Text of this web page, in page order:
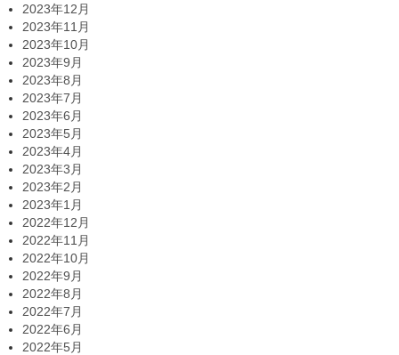
2023年12月
2023年11月
2023年10月
2023年9月
2023年8月
2023年7月
2023年6月
2023年5月
2023年4月
2023年3月
2023年2月
2023年1月
2022年12月
2022年11月
2022年10月
2022年9月
2022年8月
2022年7月
2022年6月
2022年5月